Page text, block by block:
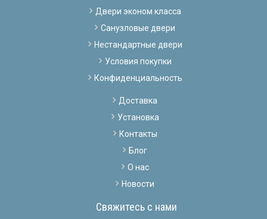
Двери эконом класса
Санузловые двери
Нестандартные двери
Условия покупки
Конфиденциальность
Доставка
Установка
Контакты
Блог
О нас
Новости
Свяжитесь с нами